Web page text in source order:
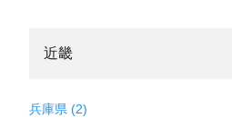
近畿
兵庫県 (2)